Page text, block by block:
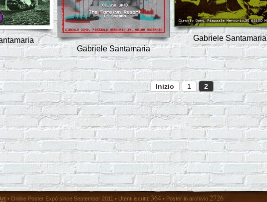
Gabriele Santamaria
Gabriele Santamaria
Inizio 1 2
• Online Poster Expó since September 2011 • Utenti iscritti: 364 • Poster in archivio 2726